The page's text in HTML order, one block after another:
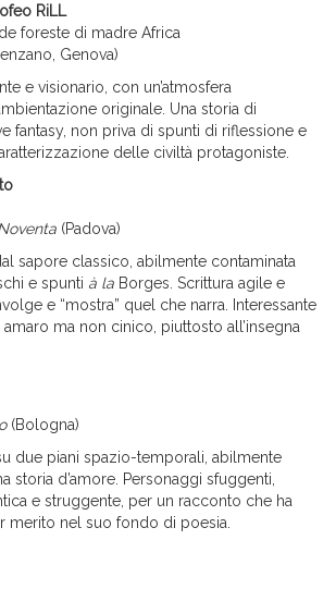
RiLL
foreste di madre Africa
Genova)
e visionario, con un’atmosfera
originale. Una storia di
fantasy, non priva di spunti di riflessione e
delle civiltà protagoniste.
(Padova)
sapore classico, abilmente contaminata
e spunti à la Borges. Scrittura agile e
e “mostra” quel che narra. Interessante
amaro ma non cinico, piuttosto all’insegna
(Bologna)
due piani spazio-temporali, abilmente
storia d’amore. Personaggi sfuggenti,
e struggente, per un racconto che ha
merito nel suo fondo di poesia.